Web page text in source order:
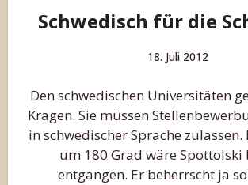
Schwedisch für die
18. Juli 2012
Den schwedischen Universitäten
Kragen. Sie müssen
in schwedischer Sprache zulassen.
um 180 Grad wäre Spottolski
entgangen. Er beherrscht ja